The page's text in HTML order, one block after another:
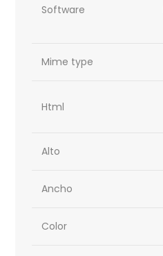
Software
Mime type
Html
Alto
Ancho
Color